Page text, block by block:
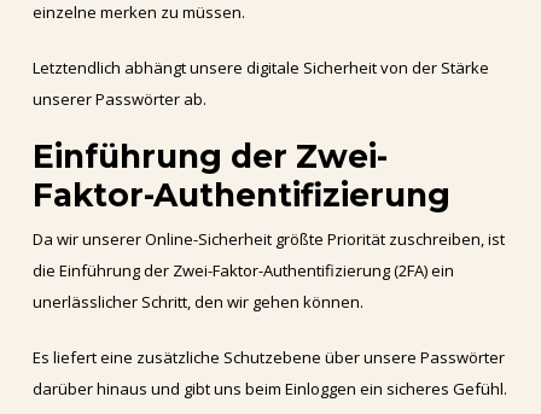
einzelne merken zu müssen.
Letztendlich abhängt unsere digitale Sicherheit von der Stärke
unserer Passwörter ab.
Einführung der Zwei-
Faktor-Authentifizierung
Da wir unserer Online-Sicherheit größte Priorität zuschreiben, ist
die Einführung der Zwei-Faktor-Authentifizierung (2FA) ein
unerlässlicher Schritt, den wir gehen können.
Es liefert eine zusätzliche Schutzebene über unsere Passwörter
darüber hinaus und gibt uns beim Einloggen ein sicheres Gefühl.